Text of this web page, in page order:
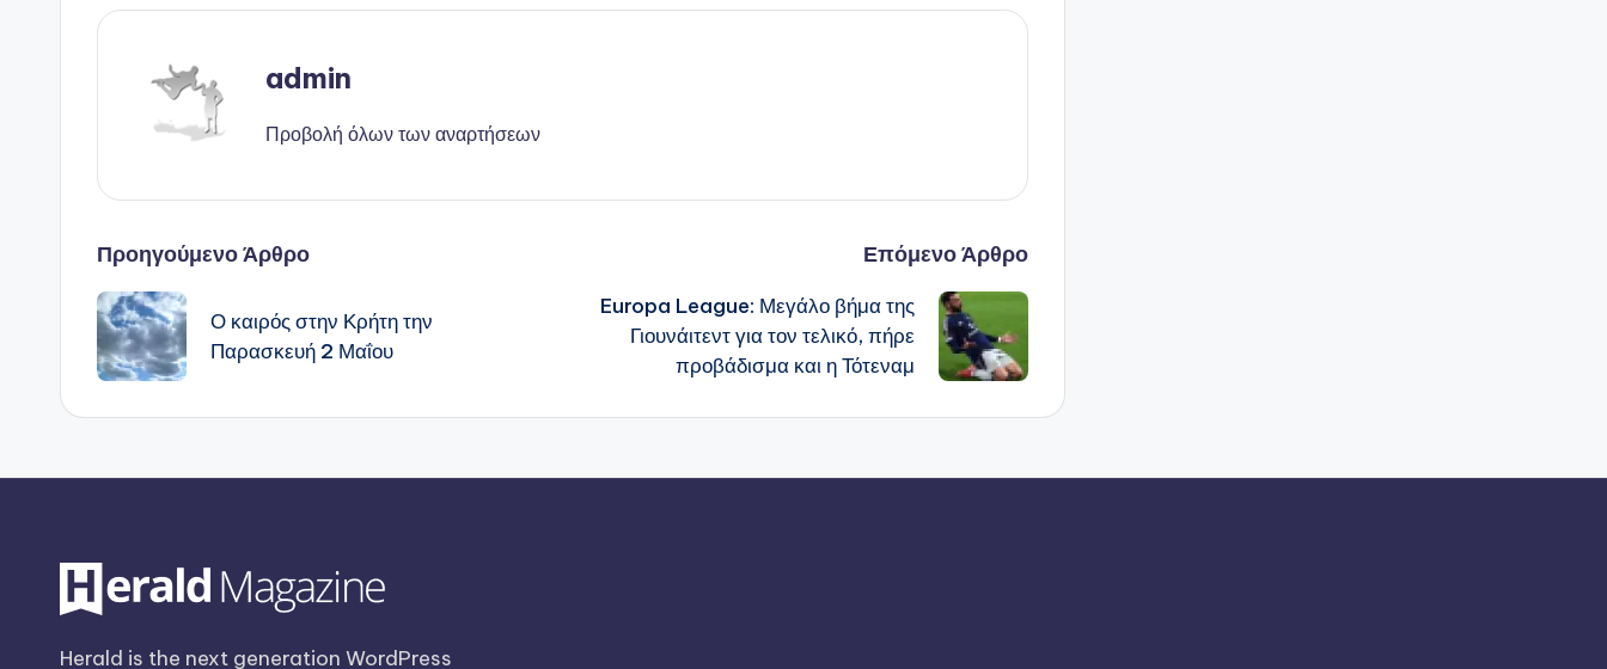
admin
Προβολή όλων των αναρτήσεων
Πλοήγηση
δημοσιεύσεων
Προηγούμενο Άρθρο
Ο καιρός στην Κρήτη την
Παρασκευή 2 Μαΐου
Επόμενο Άρθρο
Europa League: Μεγάλο βήμα της
Γιουνάιτεντ για τον τελικό, πήρε
προβάδισμα και η Τότεναμ
Herald is the next generation WordPress